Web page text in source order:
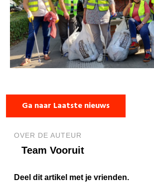
Ga naar Laatste nieuws
OVER DE AUTEUR
Team Vooruit
Deel dit artikel met je vrienden.